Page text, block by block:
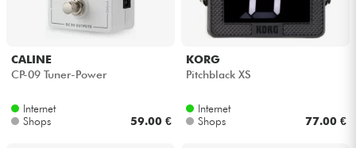
CALINE
CP-09 Tuner-Power
Internet
Shops
59.00 €
KORG
Pitchblack XS
Internet
Shops
77.00 €